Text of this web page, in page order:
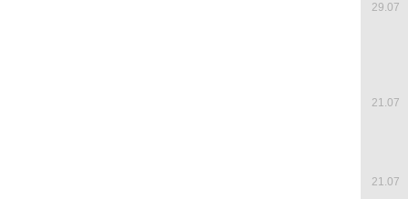
29.07
21.07
21.07